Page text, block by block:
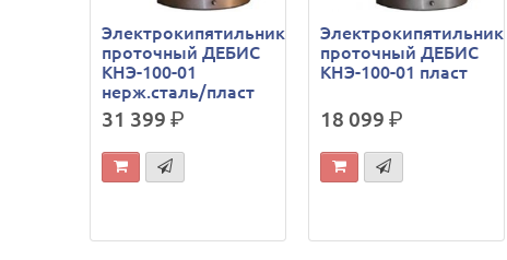
Электрокипятильник
проточный ДЕБИС
КНЭ-100-01
нерж.сталь/пласт
31 399р.
Электрокипятильник
проточный ДЕБИС
КНЭ-100-01 пласт
18 099р.